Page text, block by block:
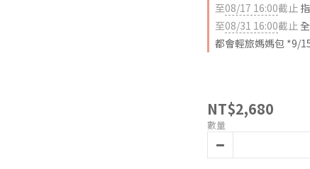
至08/17 16:00截止
至08/31 16:00截止
都會輕旅媽媽包 *9/
NT$2,680
數量